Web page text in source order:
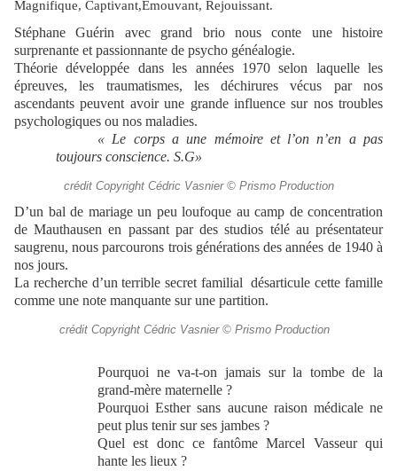
Magnifique, Captivant,Émouvant, Rejouissant.
Stéphane Guérin avec grand brio nous conte une histoire
surprenante et passionnante de psycho généalogie.
Théorie développée dans les années 1970 selon laquelle les
épreuves, les traumatismes, les déchirures vécus par nos
ascendants peuvent avoir une grande influence sur nos troubles
psychologiques ou nos maladies.
« Le corps a une mémoire et l’on n’en a pas
toujours conscience. S.G»
crédit Copyright Cédric Vasnier © Prismo Production
D’un bal de mariage un peu loufoque au camp de concentration
deMauthausen en passant par des studios télé au présentateur
saugrenu, nous parcourons trois générations des années de 1940 à
nos jours.
La recherche d’un terrible secret familialdésarticule cette famille
comme une note manquante sur une partition.
crédit Copyright Cédric Vasnier © Prismo Production
Pourquoi ne va-t-on jamais sur la tombe de la
grand-mère maternelle ?
Pourquoi Esther sans aucune raison médicale ne
peut plus tenir sur ses jambes ?
Quel est donc ce fantôme Marcel Vasseur qui
hante les lieux ?